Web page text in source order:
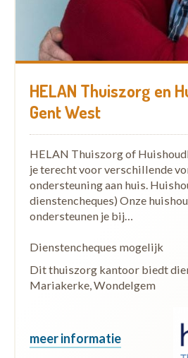
HELAN Thuiszorg en
Gent West
HELAN Thuiszorg of
je terecht voor verschillende
ondersteuning aan huis.
dienstencheques) Onze
ondersteunen je bij…
Dienstencheques mogelijk
Dit thuiszorg kantoor biedt
Mariakerke, Wondelgem
meer informatie